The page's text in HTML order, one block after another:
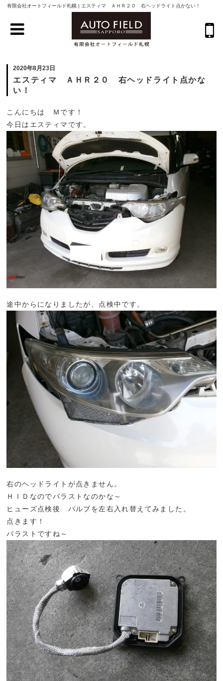
有限会社オートフィールド札幌 | エスティマ ＡＨＲ２０ 右ヘッドライト点かない！
2020年8月23日
エスティマ ＡＨＲ２０ 右ヘッドライト点かな
い！
こんにちは Ｍです！
今日はエスティマです。
途中からになりましたが、点検中です。
右のヘッドライトが点きません。
ＨＩＤなのでバラストなのかな～
ヒューズ点検後 バルブを左右入れ替えてみました。
点きます！
バラストですね～